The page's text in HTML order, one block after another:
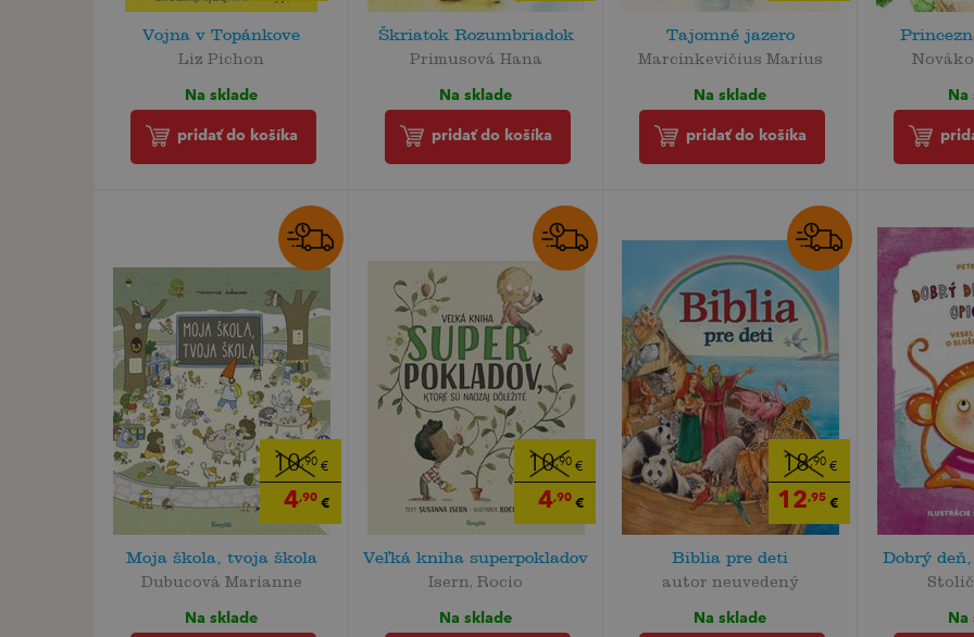
Vojna v Topánkove
Liz Pichon
Na sklade
pridať do košíka
Škriatok Rozumbriadok
Primusová Hana
Na sklade
pridať do košíka
Tajomné jazero
Marcinkevičius Marius
Na sklade
pridať do košíka
Na
10,90 €
4,90 €
Moja škola, tvoja škola
Dubucová Marianne
Na sklade
10,90 €
4,90 €
Veľká kniha superpokladov
Isern, Rocio
Na sklade
18,90 €
12,95 €
Biblia pre deti
autor neuvedený
Na sklade
Dobrý
Na